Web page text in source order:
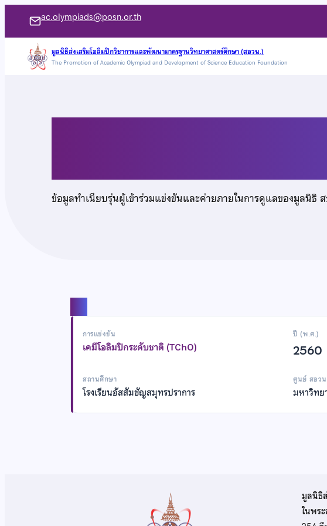
เนื้อหา
ac.olympiads@posn.or.th
มูลนิธิส่งเสริมโอลิมปิกวิชาการและพัฒนามาตรฐานวิทยาศาสตร์ศึกษา (สอวน.)
The Promotion of Academic Olympiad and Development of Science Education Foundation
ข้อมูลทำเนียบรุ่นผู้เข้าร่วมแข่งขันและค่ายภายในการดูแลของมูลนิธิ
การแข่งขัน
เคมีโอลิมปิกระดับชาติ (TChO)
ปี (พ.ศ.)
2560
สถานศึกษา
โรงเรียนอัสสัมชัญสมุทรปราการ
ศูนย์ สอว
มหาวิทย
มูลนิธิ
ในพร